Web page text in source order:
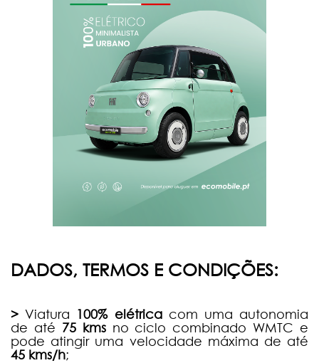
DADOS, TERMOS E CONDIÇÕES:
> Viatura 100% elétricacom uma autonomia
de até 75 kmsno ciclo combinado WMTC e
pode atingir uma velocidade máxima de até
45 kms/h;